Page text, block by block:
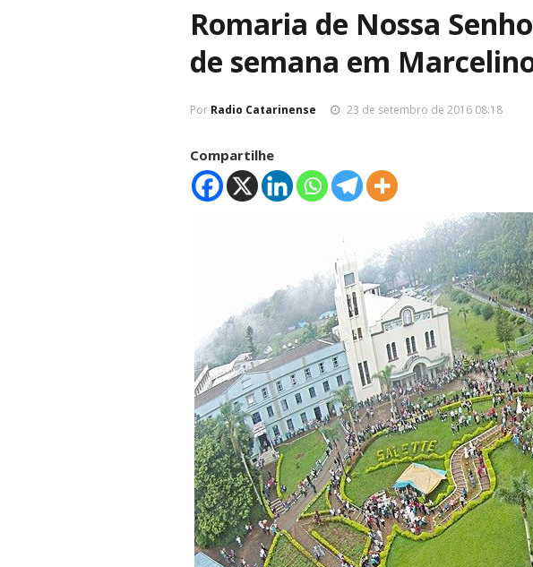
Romaria de Nossa
de semana em
Por Radio Catarinense 23 de setembro de 2016 08:18
Compartilhe